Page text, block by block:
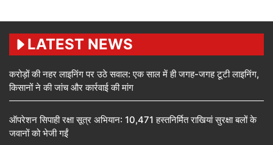
LATEST NEWS
करोड़ों की नहर लाइनिंग पर उठे सवाल: एक साल में ही जगह-जगह टूटी लाइनिंग,
किसानों ने की जांच और कार्रवाई की मांग
ऑपरेशन सिपाही रक्षा सूत्र अभियान: 10,471 हस्तनिर्मित राखियां सुरक्षा बलों के
जवानों को भेजी गईं